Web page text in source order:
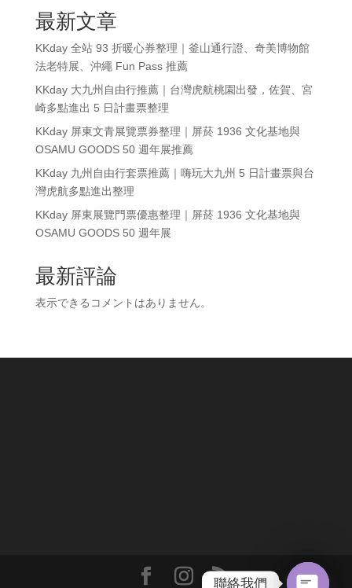
最新文章
KKday 全站 93 折暖心券整理｜釜山通行證、奇美博物館
法老特展、沖繩 Fun Pass 推薦
KKday 大九州自由行推薦｜台灣虎航桃園出發，佐賀、宮
崎多點進出 5 日計畫票整理
KKday 屏東文青展覽票券整理｜屏菸 1936 文化基地與
OSAMU GOODS 50 週年展推薦
KKday 九州自由行套票推薦｜嗨玩大九州 5 日計畫票與台
灣虎航多點進出整理
KKday 屏東展覽門票優惠整理｜屏菸 1936 文化基地與
OSAMU GOODS 50 週年展
最新評論
表示できるコメントはありません。
聯絡我們